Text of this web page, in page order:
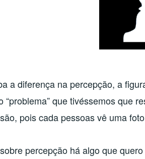
a diferença na percepção, a
“problema” que tivéssemos que
pois cada pessoas vê uma
percepção há algo que